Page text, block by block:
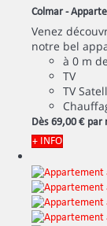
Colmar -
Venez
notre bel
à 0 m
TV
TV
Dès 69,00 € par
+ INFO